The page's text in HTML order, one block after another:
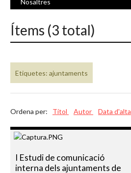
Nosaltres
Ítems (3 total)
Etiquetes: ajuntaments
Ordena per: Títol Autor Data d'alta
I Estudi de comunicació
interna dels ajuntaments de